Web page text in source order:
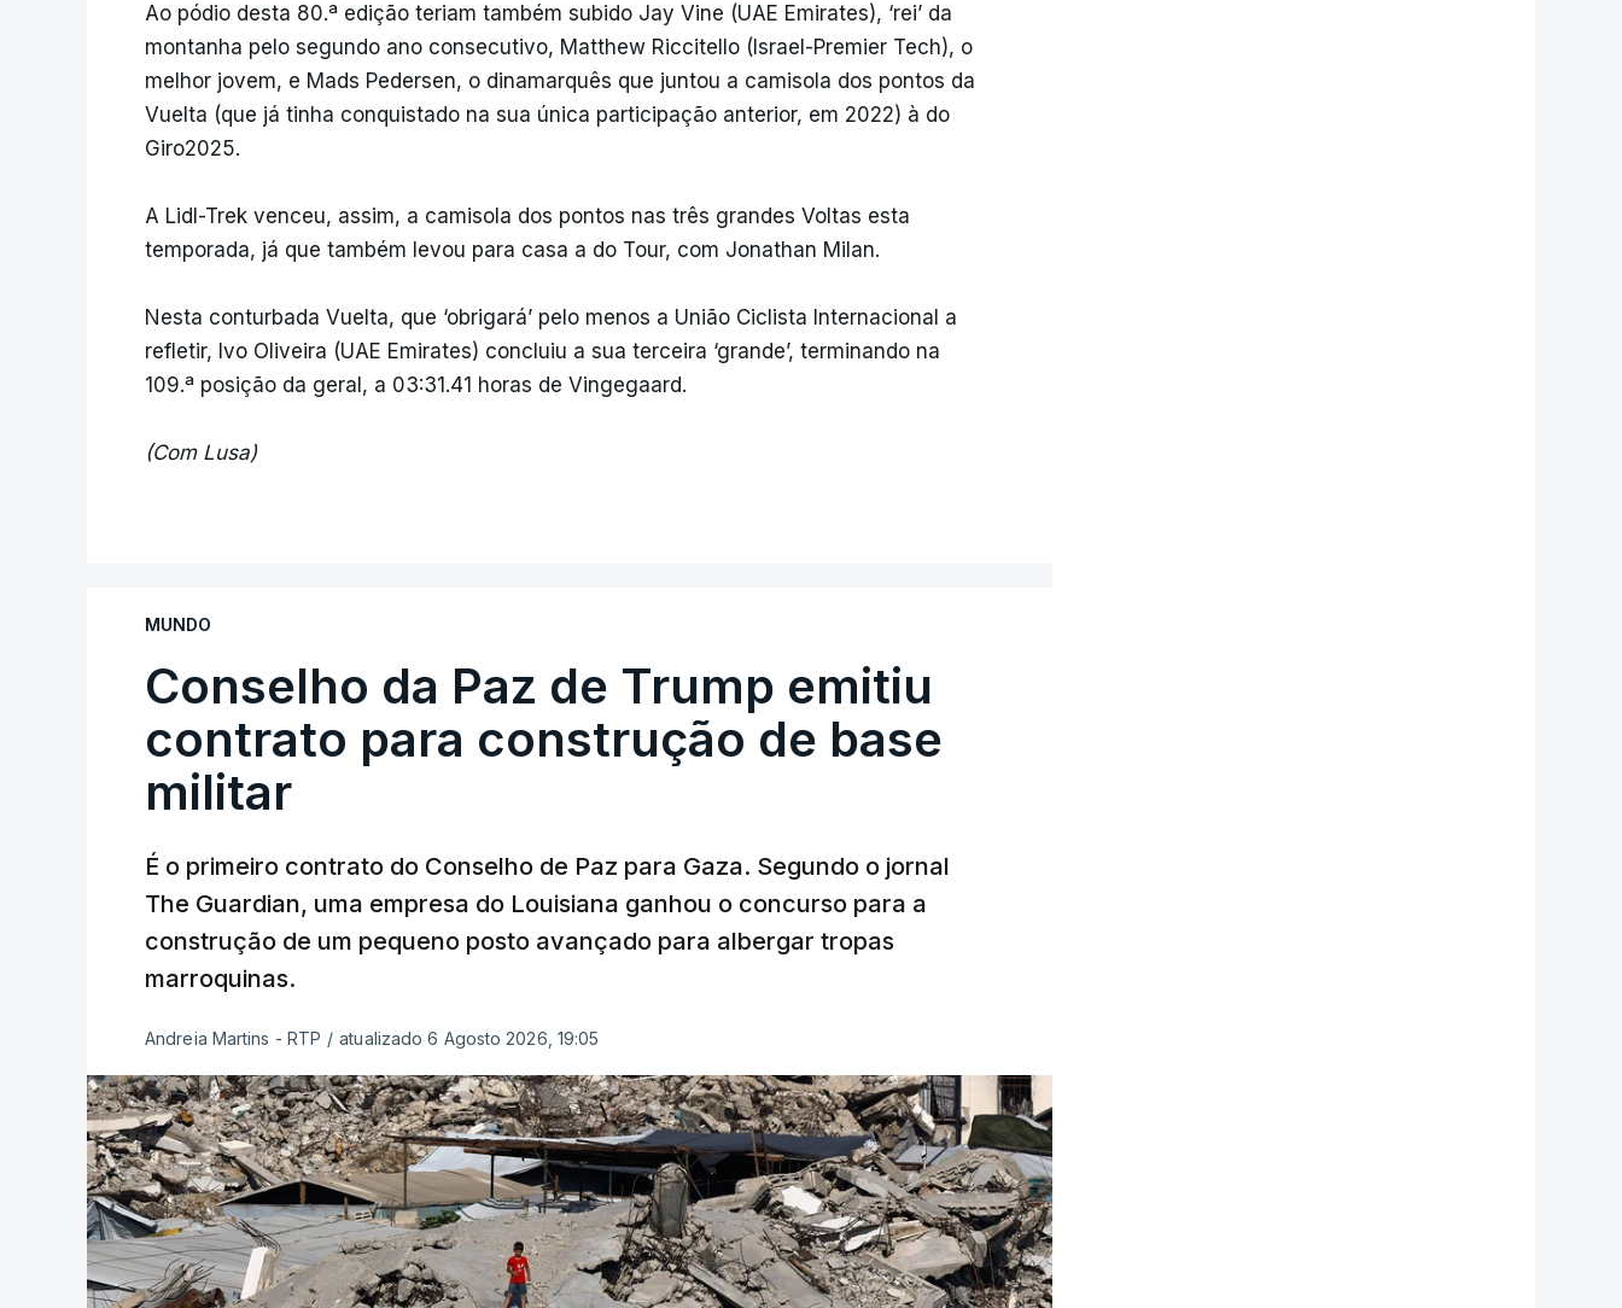
Ao pódio desta 80.ª edição teriam também subido Jay Vine (UAE Emirates), ‘rei’ da
montanha pelo segundo ano consecutivo, Matthew Riccitello (Israel-Premier Tech), o
melhor jovem, e Mads Pedersen, o dinamarquês que juntou a camisola dos pontos da
Vuelta (que já tinha conquistado na sua única participação anterior, em 2022) à do
Giro2025.
A Lidl-Trek venceu, assim, a camisola dos pontos nas três grandes Voltas esta
temporada, já que também levou para casa a do Tour, com Jonathan Milan.
Nesta conturbada Vuelta, que ‘obrigará’ pelo menos a União Ciclista Internacional a
refletir, Ivo Oliveira (UAE Emirates) concluiu a sua terceira ‘grande’, terminando na
109.ª posição da geral, a 03:31.41 horas de Vingegaard.
(Com Lusa)
MUNDO
Conselho da Paz de Trump emitiu
contrato para construção de base
militar
É o primeiro contrato do Conselho de Paz para Gaza. Segundo o jornal
The Guardian, uma empresa do Louisiana ganhou o concurso para a
construção de um pequeno posto avançado para albergar tropas
marroquinas.
Andreia Martins - RTP / atualizado 6 Agosto 2026, 19:05